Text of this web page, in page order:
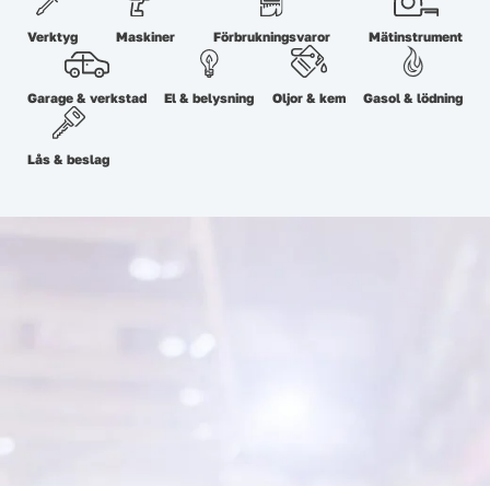
Verktyg Maskiner Förbrukningsvaror Mätinstrument
Garage & verkstad El & belysning Oljor & kem Gasol & lödning
Lås & beslag